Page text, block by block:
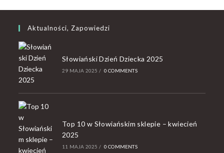
Aktualności, Zapowiedzi
Słowiański Dzień Dziecka 2025
29 MAJA 2025 / 0 COMMENTS
Top 10 w Słowiańskim sklepie – kwiecień
2025
11 MAJA 2025 / 0 COMMENTS